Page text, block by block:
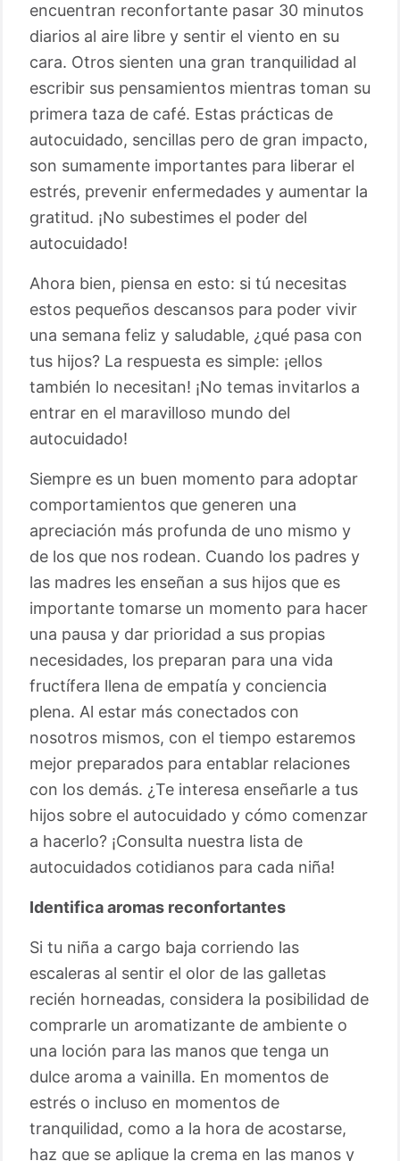
encuentran reconfortante pasar 30 minutos
diarios al aire libre y sentir el viento en su
cara. Otros sienten una gran tranquilidad al
escribir sus pensamientos mientras toman su
primera taza de café. Estas prácticas de
autocuidado, sencillas pero de gran impacto,
son sumamente importantes para liberar el
estrés, prevenir enfermedades y aumentar la
gratitud. ¡No subestimes el poder del
autocuidado!
Ahora bien, piensa en esto: si tú necesitas
estos pequeños descansos para poder vivir
una semana feliz y saludable, ¿qué pasa con
tus hijos? La respuesta es simple: ¡ellos
también lo necesitan! ¡No temas invitarlos a
entrar en el maravilloso mundo del
autocuidado!
Siempre es un buen momento para adoptar
comportamientos que generen una
apreciación más profunda de uno mismo y
de los que nos rodean. Cuando los padres y
las madres les enseñan a sus hijos que es
importante tomarse un momento para hacer
una pausa y dar prioridad a sus propias
necesidades, los preparan para una vida
fructífera llena de empatía y conciencia
plena. Al estar más conectados con
nosotros mismos, con el tiempo estaremos
mejor preparados para entablar relaciones
con los demás. ¿Te interesa enseñarle a tus
hijos sobre el autocuidado y cómo comenzar
a hacerlo? ¡Consulta nuestra lista de
autocuidados cotidianos para cada niña!
Identifica aromas reconfortantes
Si tu niña a cargo baja corriendo las
escaleras al sentir el olor de las galletas
recién horneadas, considera la posibilidad de
comprarle un aromatizante de ambiente o
una loción para las manos que tenga un
dulce aroma a vainilla. En momentos de
estrés o incluso en momentos de
tranquilidad, como a la hora de acostarse,
haz que se aplique la crema en las manos y